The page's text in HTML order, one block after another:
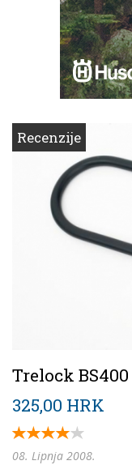
Recenzije
Trelock BS400
325,00 HRK
08. Lipnja 2008.